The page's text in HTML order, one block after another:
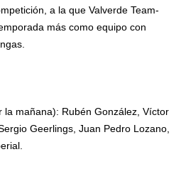
a la que Valverde Team-
más como equipo con
la mañana): Rubén González, Víctor
Geerlings, Juan Pedro Lozano,